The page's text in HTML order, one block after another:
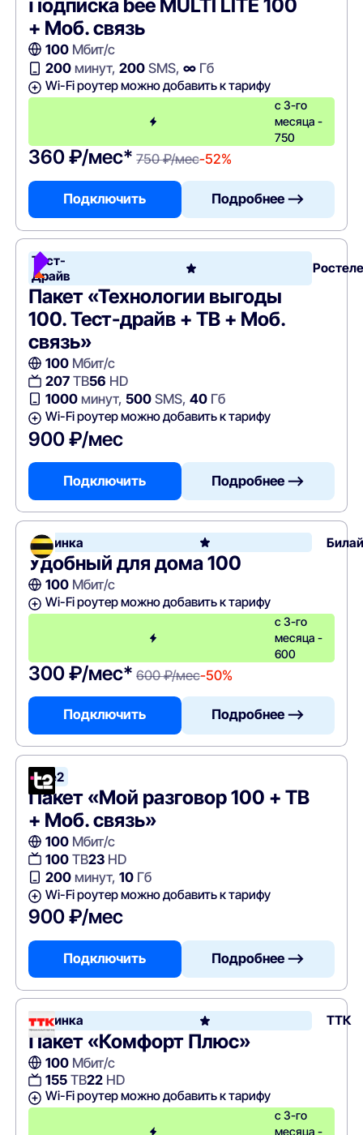
Подписка bee MULTI LITE 100
+ Моб. связь
100Мбит/с
200минут, 200SMS, ∞Гб
Wi-Fi роутер можно добавить к тарифу
с 3-го
месяца -
750
360 ₽/мес* 750 ₽/мес-52%
Подключить Подробнее —>
Тест-
Драйв
Пакет «Технологии выгоды
100. Тест-драйв + ТВ + Моб.
связь»
100Мбит/с
207ТВ56 HD
1000минут, 500SMS, 40Гб
Wi-Fi роутер можно добавить к тарифу
900 ₽/мес
Подключить Подробнее —>
Новинка
Удобный для дома 100
100Мбит/с
Wi-Fi роутер можно добавить к тарифу
с 3-го
месяца -
600
300 ₽/мес* 600 ₽/мес-50%
Подключить Подробнее —>
Tele2
Пакет «Мой разговор 100 + ТВ
+ Моб. связь»
100Мбит/с
100ТВ23HD
200минут, 10Гб
Wi-Fi роутер можно добавить к тарифу
900 ₽/мес
Подключить Подробнее —>
Новинка ТТК
Пакет «Комфорт Плюс»
100Мбит/с
155ТВ22HD
Wi-Fi роутер можно добавить к тарифу
с 3-го
месяца -